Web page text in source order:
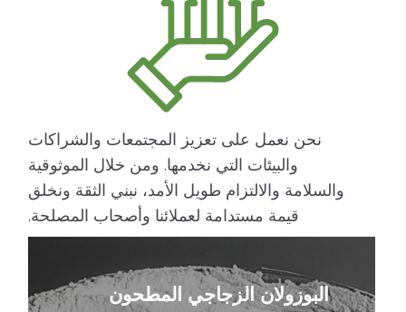
نحن نعمل على تعزيز المجتمعات والشراكات
والبيئات التي نخدمها. ومن خلال الموثوقية
والسلامة والالتزام طويل الأمد، نبني الثقة ونخلق
قيمة مستدامة لعملائنا وأصحاب المصلحة.
البوزولان الزجاجي المطحون